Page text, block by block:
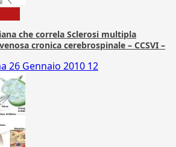
che correla Sclerosi multipla
cronica cerebrospinale – CCSVI –
26 Gennaio 2010 12